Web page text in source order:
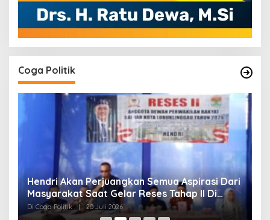
Coga Politik
Hendri Akan Perjuangkan Semua Aspirasi Dari
Masyarakat Saat Gelar Reses Tahap II Di
Kelurahan Tanjung Indah
Di Coga Politik 20 Juli 2026